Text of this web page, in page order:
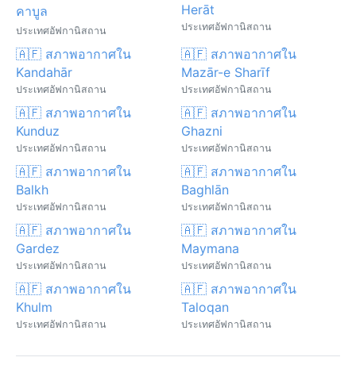
คาบูล
ประเทศอัฟกานิสถาน
Herāt
ประเทศอัฟกานิสถาน
🇦🇫 สภาพอากาศใน
Kandahār
ประเทศอัฟกานิสถาน
🇦🇫 สภาพอากาศใน
Mazār-e Sharīf
ประเทศอัฟกานิสถาน
🇦🇫 สภาพอากาศใน
Kunduz
ประเทศอัฟกานิสถาน
🇦🇫 สภาพอากาศใน
Ghazni
ประเทศอัฟกานิสถาน
🇦🇫 สภาพอากาศใน
Balkh
ประเทศอัฟกานิสถาน
🇦🇫 สภาพอากาศใน
Baghlān
ประเทศอัฟกานิสถาน
🇦🇫 สภาพอากาศใน
Gardez
ประเทศอัฟกานิสถาน
🇦🇫 สภาพอากาศใน
Maymana
ประเทศอัฟกานิสถาน
🇦🇫 สภาพอากาศใน
Khulm
ประเทศอัฟกานิสถาน
🇦🇫 สภาพอากาศใน
Taloqan
ประเทศอัฟกานิสถาน